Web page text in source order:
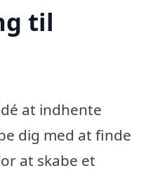
til
at indhente
dig med at finde
at skabe et